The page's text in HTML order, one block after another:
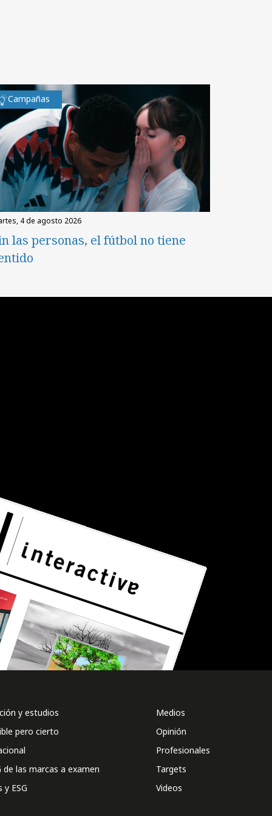
Campañas
4 de agosto 2026
las personas, el fútbol no tiene
y estudios
pero cierto
de las marcas a examen
y ESG
Medios
Opinión
Profesionales
Targets
Videos